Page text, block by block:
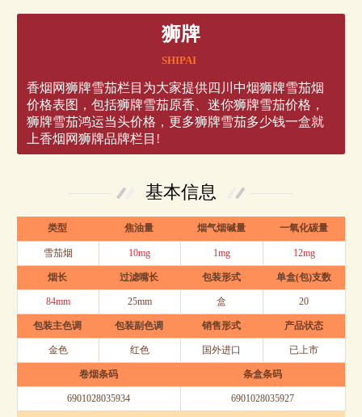
狮牌
SHIPAI
香烟网狮牌雪茄栏目为大家提供四川中烟狮牌雪茄烟
价格表图，包括狮牌雪茄原香、迷你狮牌雪茄价格，
狮牌雪茄鸿运当头价格，更多狮牌雪茄多少钱一盒就
上香烟网狮牌品牌栏目!
基本信息
类型 焦油量 烟气烟碱量 一氧化碳量
雪茄烟 10mg 1mg 12mg
烟长 过滤嘴长 包装形式 单盒(包)支数
84mm 25mm 盒 20
包装主色调 包装副色调 销售形式 产品状态
金色 红色 国外进口 已上市
卷烟条码 条盒条码
6901028035934 6901028035927